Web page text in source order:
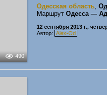
490
Одесская область,
Маршрут Одесса —
12 сентября 2013 г.,
Автор: Alex-Od